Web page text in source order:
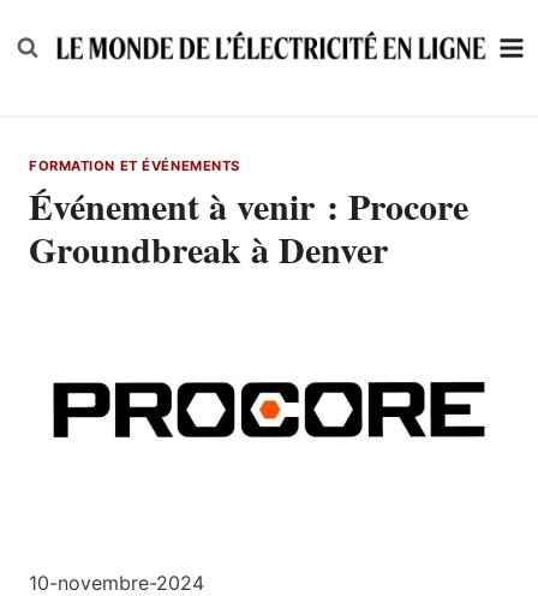
to
FORMATION ET ÉVÉNEMENTS
Événement à venir : Procore
Groundbreak à Denver
10-novembre-2024